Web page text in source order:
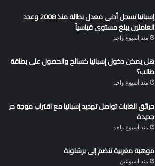
إسبانيا تسجل أدنى معدل بطالة منذ 2008 وعدد
العاملين يبلغ مستوى قياسياً
منذ أسبوع واحد
هل يمكن دخول إسبانيا كسائح والحصول على بطاقة
طالب؟
منذ أسبوع واحد
حرائق الغابات تواصل تهديد إسبانيا مع اقتراب موجة حر
جديدة
منذ أسبوع واحد
موهبة مغربية تنضم إلى برشلونة
منذ أسبوعين